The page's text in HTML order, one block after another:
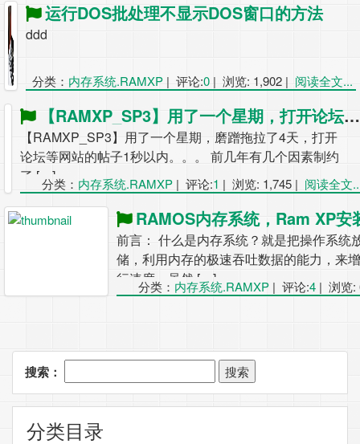
运行DOS批处理不显示DOS窗口的方法
ddd
分类： 内存系统.RAMXP | 评论:0 | 浏览: 1,902 | 阅读全文...
【RAMXP_SP3】用了一个星期，打开论坛等网站的帖子1秒以内。。。
【RAMXP_SP3】用了一个星期，磨蹭拖拉了4天，打开
论坛等网站的帖子1秒以内。。。 前几年有几个因素制约
了 […]分类： 内存系统.RAMXP | 评论:1 | 浏览: 1,745 | 阅读全文
RAMOS内存系统，Ram XP安装
前言： 什么是内存系统？就是把操作系统
储，利用内存的极速吞吐数据的能力，来
行速度。虽然 […]
分类： 内存系统.RAMXP | 评论:4 | 浏览:
搜索：
分类目录